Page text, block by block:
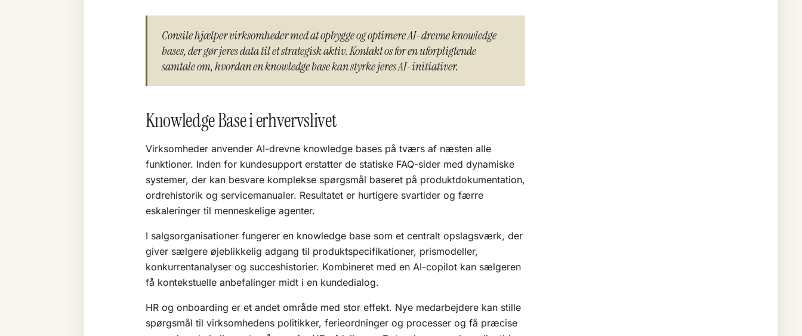
Consile hjælper virksomheder med at opbygge og optimere AI-drevne knowledge
bases, der gør jeres data til et strategisk aktiv. Kontakt os for en uforpligtende
samtale om, hvordan en knowledge base kan styrke jeres AI-initiativer.
Knowledge Base i erhvervslivet
Virksomheder anvender AI-drevne knowledge bases på tværs af næsten alle
funktioner. Inden for kundesupport erstatter de statiske FAQ-sider med dynamiske
systemer, der kan besvare komplekse spørgsmål baseret på produktdokumentation,
ordrehistorik og servicemanualer. Resultatet er hurtigere svartider og færre
eskaleringer til menneskelige agenter.
I salgsorganisationer fungerer en knowledge base som et centralt opslagsværk, der
giver sælgere øjeblikkelig adgang til produktspecifikationer, prismodeller,
konkurrentanalyser og succeshistorier. Kombineret med en AI-copilot kan sælgeren
få kontekstuelle anbefalinger midt i en kundedialog.
HR og onboarding er et andet område med stor effekt. Nye medarbejdere kan stille
spørgsmål til virksomhedens politikker, ferieordninger og processer og få præcise